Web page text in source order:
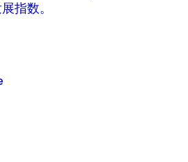
指数。